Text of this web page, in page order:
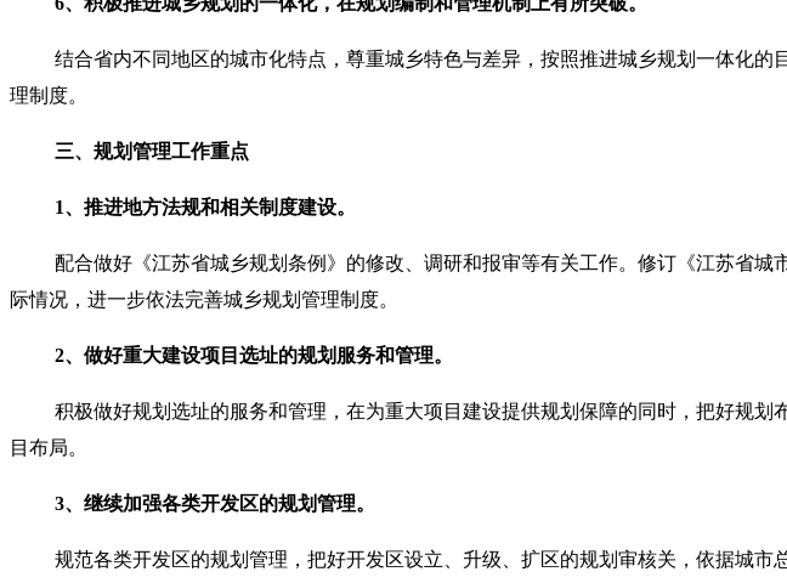
结合省内不同地区的城市化特点，尊重城乡特色与差异，按照推进城乡规划一体化
理制度。
三、规划管理工作重点
1、推进地方法规和相关制度建设。
配合做好《江苏省城乡规划条例》的修改、调研和报审等有关工作。修订《江苏省
际情况，进一步依法完善城乡规划管理制度。
2、做好重大建设项目选址的规划服务和管理。
积极做好规划选址的服务和管理，在为重大项目建设提供规划保障的同时，把好规
目布局。
3、继续加强各类开发区的规划管理。
规范各类开发区的规划管理，把好开发区设立、升级、扩区的规划审核关，依据城